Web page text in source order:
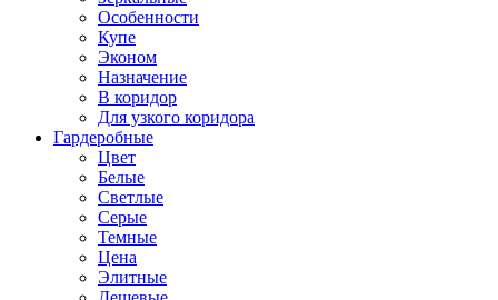
Особенности
Купе
Эконом
Назначение
В коридор
Для узкого коридора
Гардеробные
Цвет
Белые
Светлые
Серые
Темные
Цена
Элитные